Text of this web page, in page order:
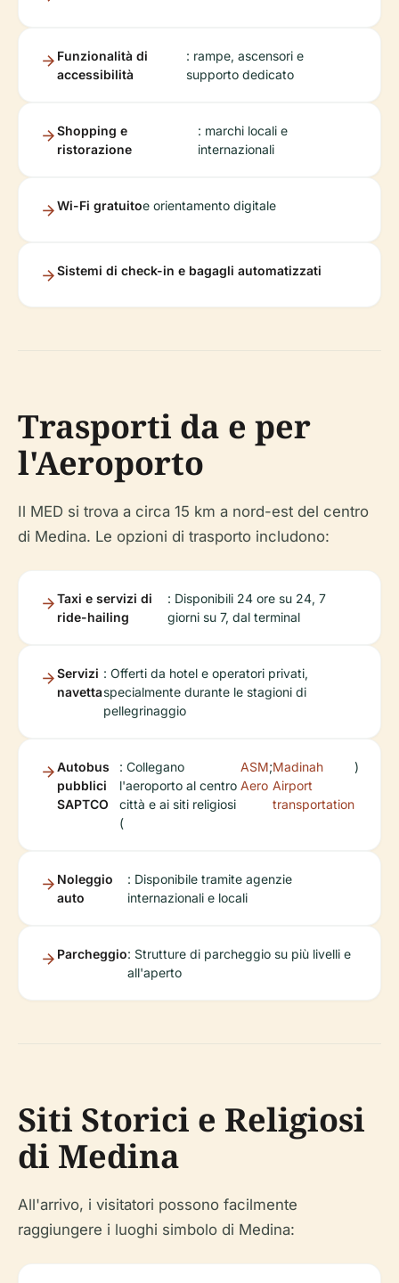
Funzionalità di
accessibilità
: rampe, ascensori e
supporto dedicato
Shopping e
ristorazione
: marchi locali e
internazionali
Wi-Fi gratuitoe orientamento digitale
Sistemi di check-in e bagagli automatizzati
Trasporti da e per
l'Aeroporto
Il MED si trova a circa 15 km a nord-est del centro
di Medina. Le opzioni di trasporto includono:
Taxi e servizi di
ride-hailing
: Disponibili 24 ore su 24, 7
giorni su 7, dal terminal
Servizi
navetta
: Offerti da hotel e operatori privati,
specialmente durante le stagioni di
pellegrinaggio
Autobus
pubblici
SAPTCO
: Collegano
l'aeroporto al centro
città e ai siti religiosi
(
ASM
Aero
;Madinah
Airport
transportation
)
Noleggio
auto
: Disponibile tramite agenzie
internazionali e locali
Parcheggio: Strutture di parcheggio su più livelli e
all'aperto
Siti Storici e Religiosi
di Medina
All'arrivo, i visitatori possono facilmente
raggiungere i luoghi simbolo di Medina: